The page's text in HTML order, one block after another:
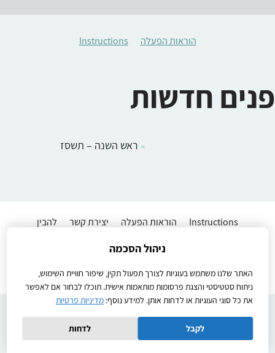
הוראות הפעלה Instructions
פנים חדשות
ראש השנה – תשסז
Instructions הוראות הפעלה יצירת קשר
להבין
Ⓒ2026כל הזכויות שמורות
Created by
ניהול הסכמה
האתר שלנו משתמש בעוגיות לצורך תפעול תקין, שיפור חוויית השימוש,
ניתוח סטטיסטי והצגת פרסומות מותאמות אישית. תוכלו לבחור אם לאפשר
את כל סוגי העוגיות או לדחות אותן. למידע נוסף:מדיניות פרטיות
לקבל לדחות